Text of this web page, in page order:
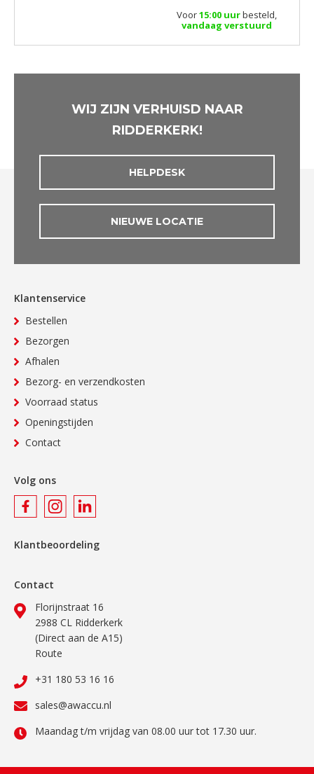
Voor15:00 uurbesteld,
vandaag verstuurd
WIJ ZIJN VERHUISD NAAR
RIDDERKERK!
HELPDESK
NIEUWE LOCATIE
Klantenservice
Bestellen
Bezorgen
Afhalen
Bezorg- en verzendkosten
Voorraad status
Openingstijden
Contact
Volg ons
Klantbeoordeling
Contact
Florijnstraat 16
2988 CL Ridderkerk
(Direct aan de A15)
Route
+31 180 53 16 16
sales@awaccu.nl
Maandag t/m vrijdag van 08.00 uur tot 17.30 uur.